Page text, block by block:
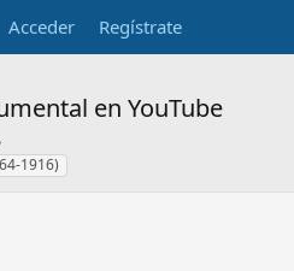
Acceder Regístrate
en YouTube
E
t
1916)